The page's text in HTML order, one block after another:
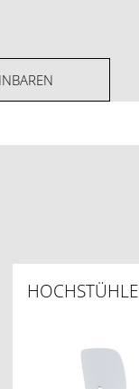
HOCHSTÜHLE